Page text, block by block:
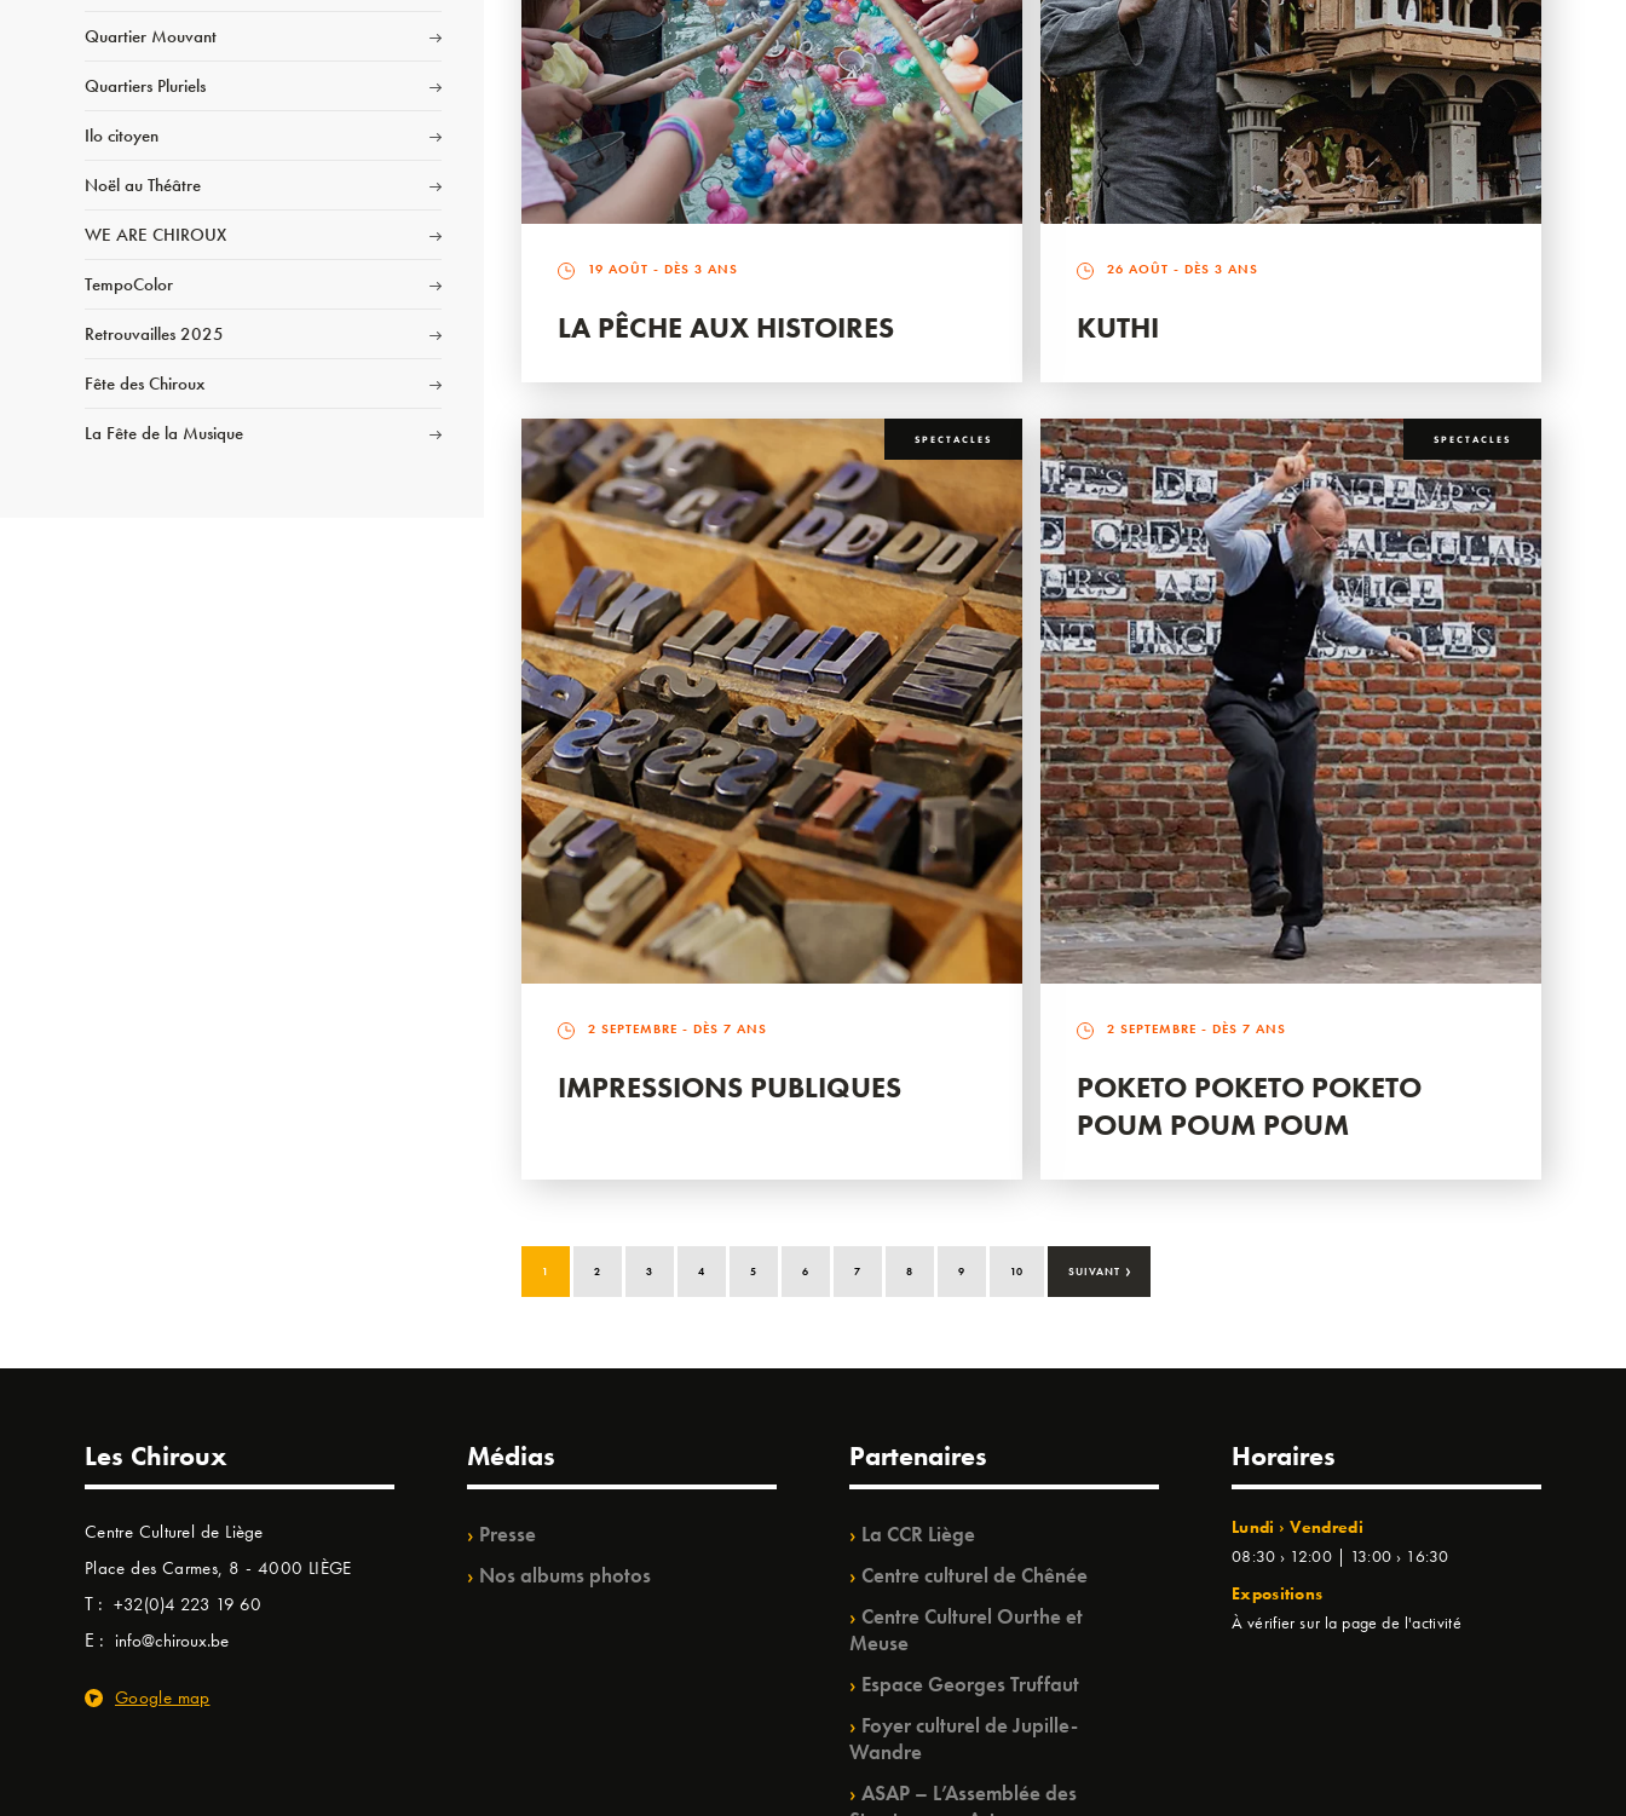
Quartier Mouvant
Quartiers Pluriels
Ilo citoyen
Noël au Théâtre
WE ARE CHIROUX
TempoColor
Retrouvailles 2025
Fête des Chiroux
La Fête de la Musique
19 AOÛT - DÈS 3 ANS
LA PÊCHE AUX HISTOIRES
26 AOÛT - DÈS 3 ANS
KUTHI
SPECTACLES
2 SEPTEMBRE - DÈS 7 ANS
IMPRESSIONS PUBLIQUES
SPECTACLES
2 SEPTEMBRE - DÈS 7 ANS
POKETO POKETO POKETO
POUM POUM POUM
1 2 3 4 5 6 7 8 9 10 SUIVANT ›
Les Chiroux
Centre Culturel de Liège
Place des Carmes, 8 - 4000 LIÈGE
T : +32(0)4 223 19 60
E : info@chiroux.be
Google map
Médias
Presse
Nos albums photos
Partenaires
La CCR Liège
Centre culturel de Chênée
Centre Culturel Ourthe et
Meuse
Espace Georges Truffaut
Foyer culturel de Jupille-
Wandre
ASAP – L’Assemblée des
Horaires
Lundi › Vendredi
08:30 › 12:00 | 13:00 › 16:30
Expositions
À vérifier sur la page de l'activité